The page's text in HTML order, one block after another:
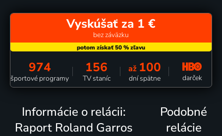
Vyskúšať za 1 €
bez záväzku
974
športové programy
156
TV staníc
až 100
dní spätne darček
Informácie o relácii:
Raport Roland Garros
Podobné
relácie